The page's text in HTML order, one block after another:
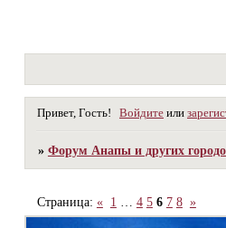
Привет, Гость! Войдите или
» Форум Анапы и других
Страница: « 1 4 5 6 7 8 »